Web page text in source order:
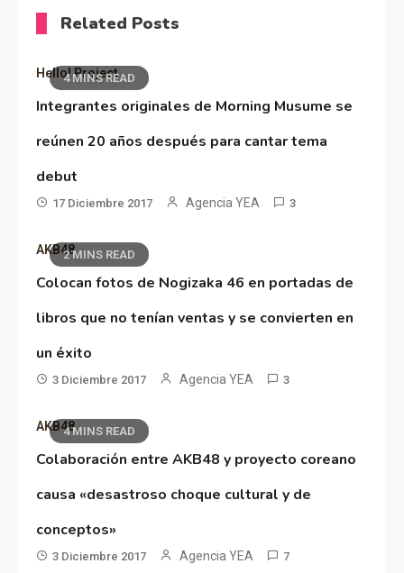
Related Posts
4 MINS READ
Hello! Project
Integrantes originales de Morning Musume se
reúnen 20 años después para cantar tema
debut
17 Diciembre 2017 Agencia YEA 3
2 MINS READ
AKB48
Colocan fotos de Nogizaka 46 en portadas de
libros que no tenían ventas y se convierten en
un éxito
3 Diciembre 2017 Agencia YEA 3
4 MINS READ
AKB48
Colaboración entre AKB48 y proyecto coreano
causa «desastroso choque cultural y de
conceptos»
3 Diciembre 2017 Agencia YEA 7